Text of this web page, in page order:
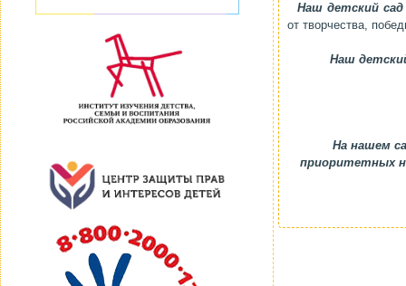
Наш детский сад
от творчества,
Наш
На нашем
приоритетных